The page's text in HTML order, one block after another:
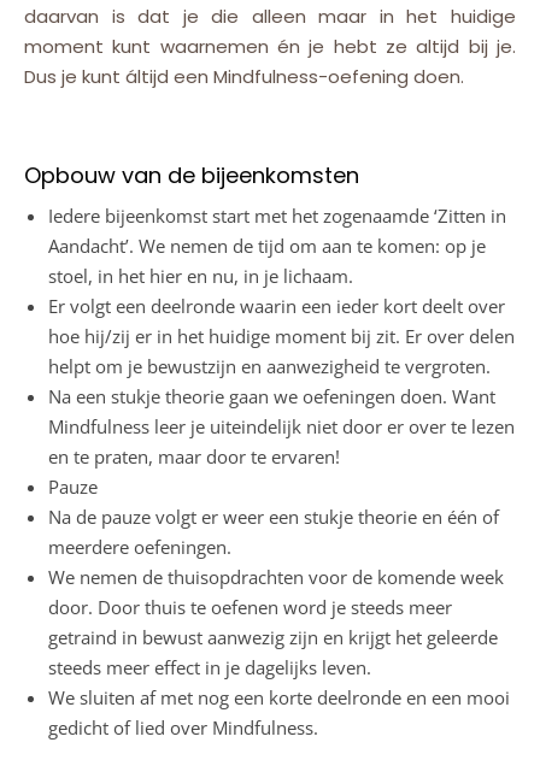
daarvan is dat je die alleen maar in het huidige
moment kunt waarnemen én je hebt ze altijd bij je.
Dus je kunt áltijd een Mindfulness-oefening doen.
Opbouw van de bijeenkomsten
Iedere bijeenkomst start met het zogenaamde ‘Zitten in
Aandacht’. We nemen de tijd om aan te komen: op je
stoel, in het hier en nu, in je lichaam.
Er volgt een deelronde waarin een ieder kort deelt over
hoe hij/zij er in het huidige moment bij zit. Er over delen
helpt om je bewustzijn en aanwezigheid te vergroten.
Na een stukje theorie gaan we oefeningen doen. Want
Mindfulness leer je uiteindelijk niet door er over te lezen
en te praten, maar door te ervaren!
Pauze
Na de pauze volgt er weer een stukje theorie en één of
meerdere oefeningen.
We nemen de thuisopdrachten voor de komende week
door. Door thuis te oefenen word je steeds meer
getraind in bewust aanwezig zijn en krijgt het geleerde
steeds meer effect in je dagelijks leven.
We sluiten af met nog een korte deelronde en een mooi
gedicht of lied over Mindfulness.